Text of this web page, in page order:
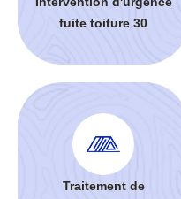
fuite toiture 30
Traitement de